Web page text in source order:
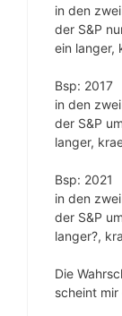
in den
der S&P
ein langer,
Bsp: 2017
in den
der S&P
langer,
Bsp: 2021
in den
der S&P
langer?,
Die
scheint